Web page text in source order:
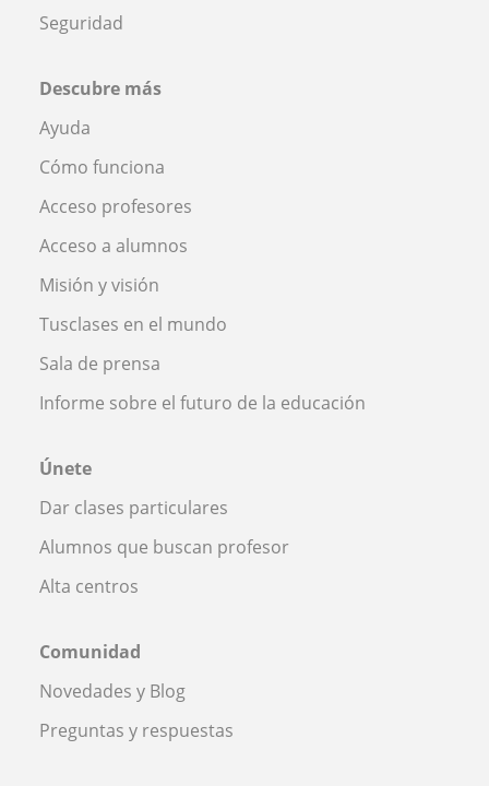
Seguridad
Descubre más
Ayuda
Cómo funciona
Acceso profesores
Acceso a alumnos
Misión y visión
Tusclases en el mundo
Sala de prensa
Informe sobre el futuro de la educación
Únete
Dar clases particulares
Alumnos que buscan profesor
Alta centros
Comunidad
Novedades y Blog
Preguntas y respuestas